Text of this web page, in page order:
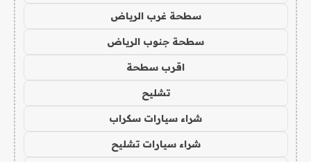
سطحة غرب الرياض
سطحة جنوب الرياض
اقرب سطحة
تشليح
شراء سيارات سكراب
شراء سيارات تشليح